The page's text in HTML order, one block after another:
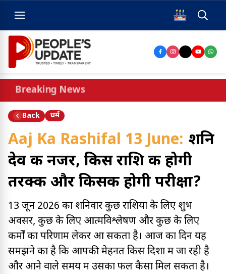
Breaking News
Back धर्म
Aaj Ka Rashifal 13 June: शनि
देव की नजर, किस राशि की होगी
तरक्की और किसकी होगी परीक्षा?
13 जून 2026 का शनिवार कुछ राशियों के लिए शुभ
अवसर, कुछ के लिए आत्मविश्लेषण और कुछ के लिए
कर्मों का परिणाम लेकर आ सकता है। आज का दिन यह
समझने का है कि आपकी मेहनत किस दिशा में जा रही है
और आने वाले समय में उसका फल कैसा मिल सकता है।